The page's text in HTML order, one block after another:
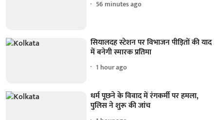
56 minutes ago
सियालदह स्टेशन पर विभाजन पीड़ितों की याद
में बनेगी स्मारक प्रतिमा
1 hour ago
धर्म पूछने के विवाद में रंगकर्मी पर हमला,
पुलिस ने शुरू की जांच